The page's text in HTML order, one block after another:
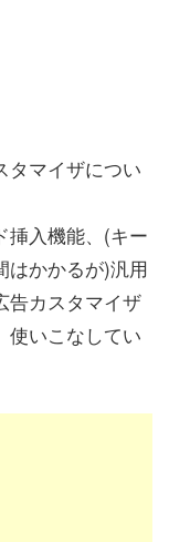
タマイザについ
挿入機能、(キー
はかかるが)汎用
告カスタマイザ
使いこなしてい